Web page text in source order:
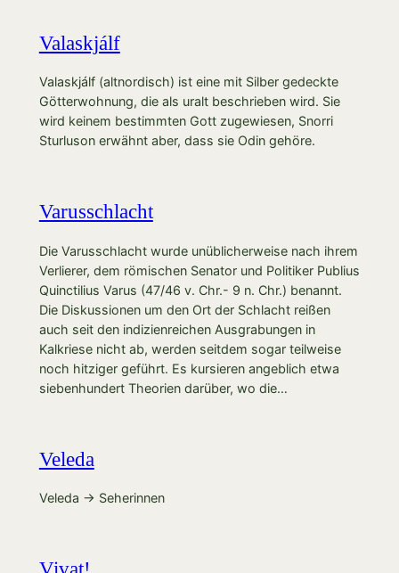
Valaskjálf
Valaskjálf (altnordisch) ist eine mit Silber gedeckte
Götterwohnung, die als uralt beschrieben wird. Sie
wird keinem bestimmten Gott zugewiesen, Snorri
Sturluson erwähnt aber, dass sie Odin gehöre.
Varusschlacht
Die Varusschlacht wurde unüblicherweise nach ihrem
Verlierer, dem römischen Senator und Politiker Publius
Quinctilius Varus (47/46 v. Chr.- 9 n. Chr.) benannt.
Die Diskussionen um den Ort der Schlacht reißen
auch seit den indizienreichen Ausgrabungen in
Kalkriese nicht ab, werden seitdem sogar teilweise
noch hitziger geführt. Es kursieren angeblich etwa
siebenhundert Theorien darüber, wo die…
Veleda
Veleda → Seherinnen